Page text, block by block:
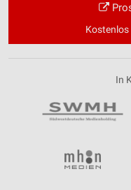
Kostenlos
In